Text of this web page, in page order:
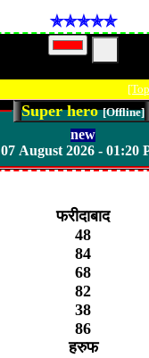
✯✯✯✯✯
Super hero[Offline]
new
07 August 2026 - 01:20
फरीदाबाद
48
84
68
82
38
86
हरुफ